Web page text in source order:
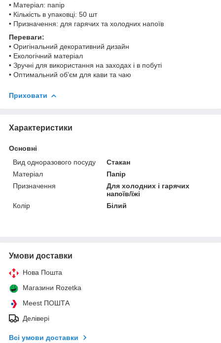
• Матеріал: папір
• Кількість в упаковці: 50 шт
• Призначення: для гарячих та холодних напоїв
Переваги:
• Оригінальний декоративний дизайн
• Екологічний матеріал
• Зручні для використання на заходах і в побуті
• Оптимальний об’єм для кави та чаю
Приховати
Характеристики
Основні
Вид одноразового посуду
Стакан
Матеріал
Папір
Призначення
Для холодних і гарячих
напоїв/їжі
Колір
Білий
Умови доставки
Нова Пошта
Магазини Rozetka
Meest ПОШТА
Делівері
Всі умови доставки